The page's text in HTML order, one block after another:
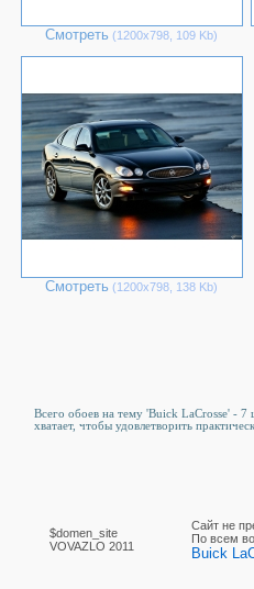
Смотреть (1200х798, 109 Kb)
Смотреть (1200х798, 138 Kb)
Всего обоев на тему 'Buick LaCrosse' -
хватает, чтобы удовлетворить
$domen_site
VOVAZLO 2011
Сайт не
По вcем
Buick